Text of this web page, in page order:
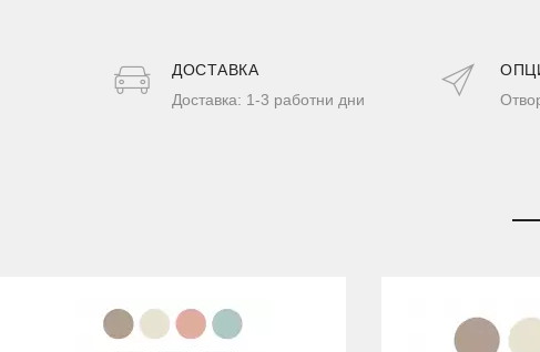
ДОСТАВКA
Доставка: 1-3 работни дни